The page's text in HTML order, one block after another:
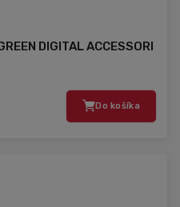
DIGITAL ACCESSORI
Do košíka